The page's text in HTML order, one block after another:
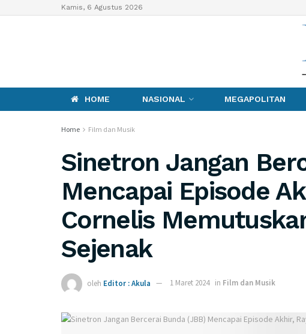
Kamis, 6 Agustus 2026
HOME NASIONAL MEGAPOLITAN
Home Film dan Musik
Sinetron Jangan
Mencapai Episode
Cornelis
Sejenak
oleh Editor : Akula 1 Maret 2024 in Film dan Musik